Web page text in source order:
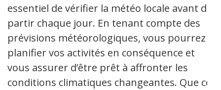
essentiel de vérifier la météo locale avant de
partir chaque jour. En tenant compte des
prévisions météorologiques, vous pourrez
planifier vos activités en conséquence et
vous assurer d’être prêt à affronter les
conditions climatiques changeantes. Que ce